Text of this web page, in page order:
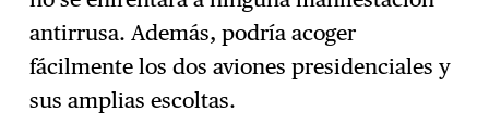
antirrusa. Además, podría acoger
fácilmente los dos aviones presidenciales y
sus amplias escoltas.